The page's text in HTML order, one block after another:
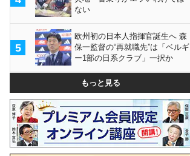
ない
5
欧州初の日本人指揮官誕生へ 森
保一監督の“再就職先”は「ベルギ
ー1部の日系クラブ」一択か
もっと見る